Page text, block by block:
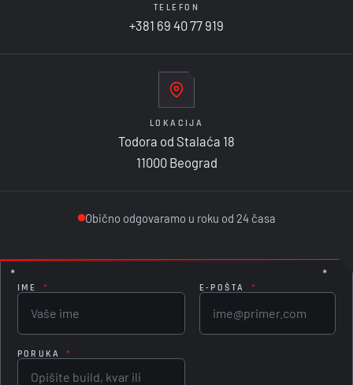
TELEFON
+381 69 40 77 919
LOKACIJA
Todora od Stalaća 18
11000 Beograd
Obično odgovaramo u roku od 24 časa
IME * E-POŠTA *
PORUKA *